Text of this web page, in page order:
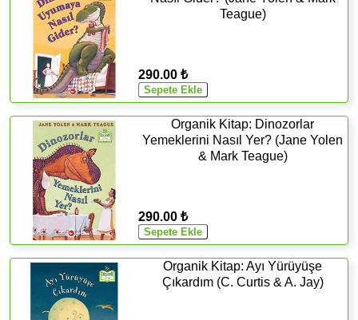
Teague)
290.00 ₺
Organik Kitap: Dinozorlar
Yemeklerini Nasıl Yer? (Jane Yolen
& Mark Teague)
290.00 ₺
Organik Kitap: Ayı Yürüyüşe
Çıkardım (C. Curtis & A. Jay)